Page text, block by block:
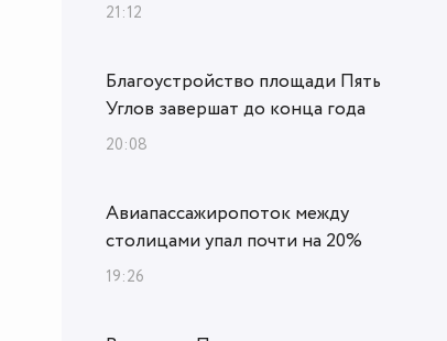
21:12
Благоустройство площади Пять
Углов завершат до конца года
20:08
Авиапассажиропоток между
столицами упал почти на 20%
19:26